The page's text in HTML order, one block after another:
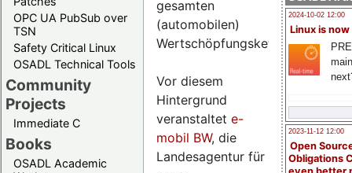
OPC UA PubSub over
TSN
Safety Critical Linux
OSADL Technical Tools
Community
Projects
Immediate C
Books
OSADL Academic
2024-10-02 12:00
Linux is now
2023-11-12 12:00
Open
Obligations
gesamten
(automobilen)
Wertschöpfungskette.
Vor diesem
Hintergrund
veranstaltet e-
mobil BW, die
Landesagentur für